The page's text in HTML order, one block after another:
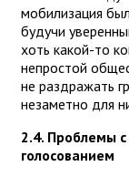
мобилизация
будучи
хоть какой-то
непростой
не раздражать
незаметно для
2.4. Проблемы
голосованием